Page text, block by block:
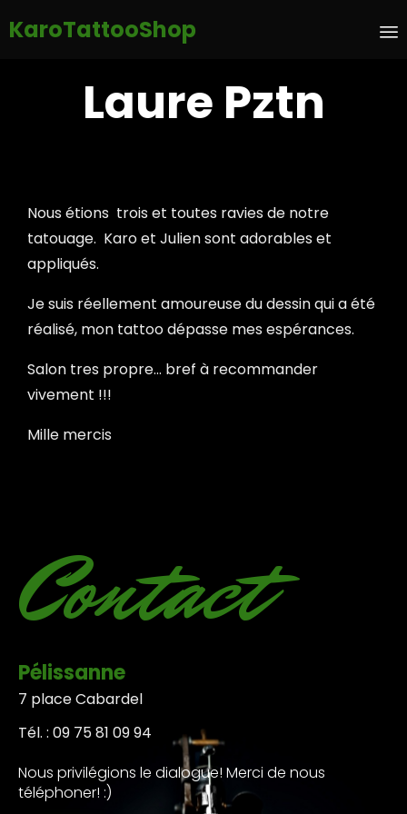
KaroTattooShop
Laure Pztn
Nous étions trois et toutes ravies de notre
tatouage. Karo et Julien sont adorables et
appliqués.
Je suis réellement amoureuse du dessin qui a été
réalisé, mon tattoo dépasse mes espérances.
Salon tres propre... bref à recommander
vivement !!!
Mille mercis
Contact
Pélissanne
7 place Cabardel
Tél. : 09 75 81 09 94
Nous privilégions le dialogue! Merci de nous
téléphoner! :)